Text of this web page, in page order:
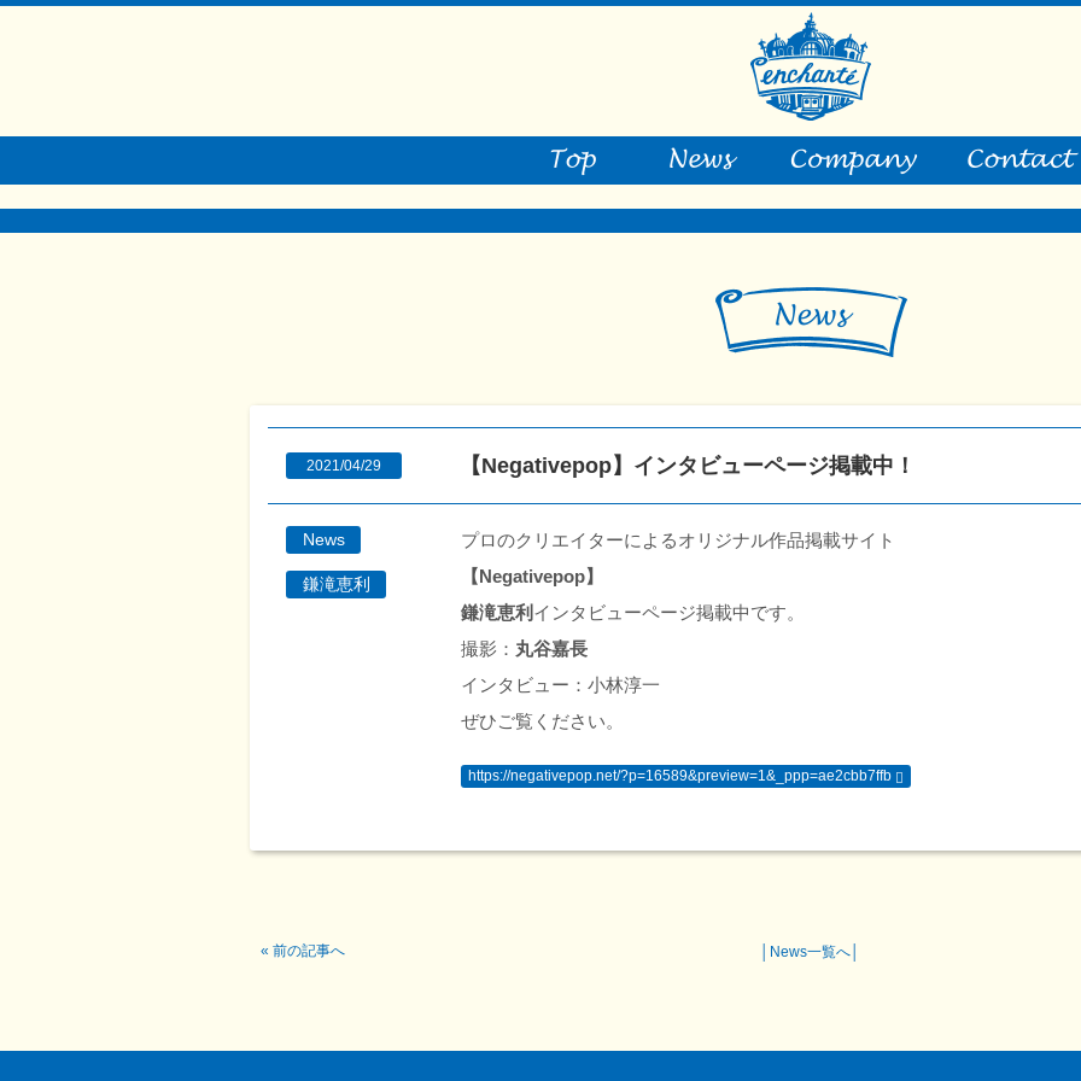
2021/04/29 【Negativepop】インタビューページ掲載中！
News
鎌滝恵利
プロのクリエイターによるオリジナル作品掲載サイト
【Negativepop】
鎌滝恵利 インタビューページ掲載中です。
撮影： 丸谷嘉長
インタビュー：小林淳一
ぜひご覧ください。
https://negativepop.net/?p=16589&preview=1&_ppp=ae2cbb7ffb
« 前の記事へ News一覧へ